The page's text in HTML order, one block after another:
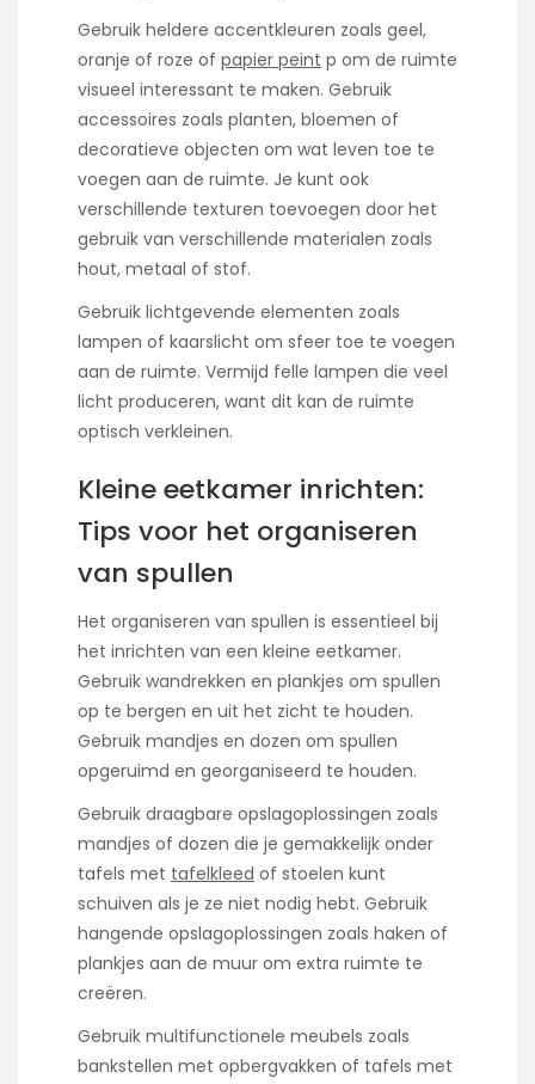
Gebruik heldere accentkleuren zoals geel,
oranje of roze of papier peint p om de ruimte
visueel interessant te maken. Gebruik
accessoires zoals planten, bloemen of
decoratieve objecten om wat leven toe te
voegen aan de ruimte. Je kunt ook
verschillende texturen toevoegen door het
gebruik van verschillende materialen zoals
hout, metaal of stof.
Gebruik lichtgevende elementen zoals
lampen of kaarslicht om sfeer toe te voegen
aan de ruimte. Vermijd felle lampen die veel
licht produceren, want dit kan de ruimte
optisch verkleinen.
Kleine eetkamer inrichten:
Tips voor het organiseren
van spullen
Het organiseren van spullen is essentieel bij
het inrichten van een kleine eetkamer.
Gebruik wandrekken en plankjes om spullen
op te bergen en uit het zicht te houden.
Gebruik mandjes en dozen om spullen
opgeruimd en georganiseerd te houden.
Gebruik draagbare opslagoplossingen zoals
mandjes of dozen die je gemakkelijk onder
tafels met tafelkleed of stoelen kunt
schuiven als je ze niet nodig hebt. Gebruik
hangende opslagoplossingen zoals haken of
plankjes aan de muur om extra ruimte te
creëren.
Gebruik multifunctionele meubels zoals
bankstellen met opbergvakken of tafels met